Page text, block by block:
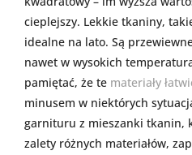
cieplejszy. Lekkie tkaniny,
idealne na lato. Są
nawet w wysokich
pamiętać, że te materiały
minusem w niektórych
garnituru z mieszanki tkanin,
zalety różnych materiałów,